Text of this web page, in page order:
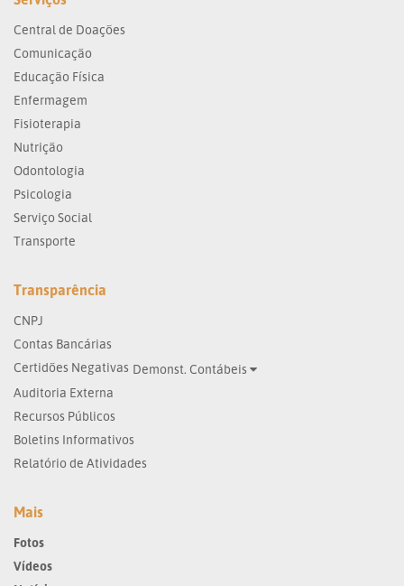
Central de Doações
Comunicação
Educação Física
Enfermagem
Fisioterapia
Nutrição
Odontologia
Psicologia
Serviço Social
Transporte
Transparência
CNPJ
Contas Bancárias
Certidões Negativas Demonst. Contábeis
Auditoria Externa
Recursos Públicos
Boletins Informativos
Relatório de Atividades
Mais
Fotos
Vídeos